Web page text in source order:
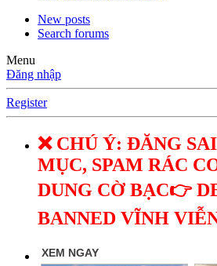
New posts
Search forums
Menu
Đăng nhập
Register
❌ CHÚ Ý: ĐĂNG
MỤC, SPAM RÁC
DUNG CỜ BẠC👉
BANNED VĨNH